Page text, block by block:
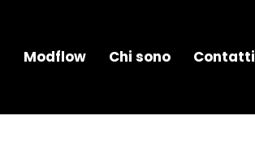
Modflow Chi sono Contatti